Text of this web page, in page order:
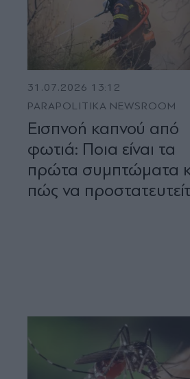
31.07.2026 13:12
PARAPOLITIKA NEWSROOM
Εισπνοή καπνού από
φωτιά: Ποια είναι τα
πρώτα συμπτώματα
πώς να